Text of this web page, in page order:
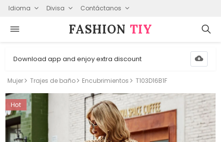
Idioma Divisa Contáctanos
FASHION⁠ TIY
Download app and enjoy extra discount
Mujer Trajes de baño Encubrimientos T103D16B1F